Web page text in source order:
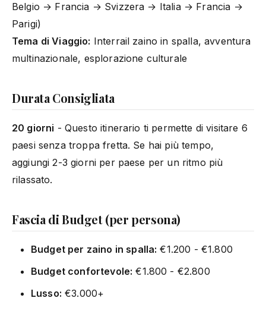
Belgio → Francia → Svizzera → Italia → Francia →
Parigi)
Tema di Viaggio: Interrail zaino in spalla, avventura
multinazionale, esplorazione culturale
Durata Consigliata
20 giorni - Questo itinerario ti permette di visitare 6
paesi senza troppa fretta. Se hai più tempo,
aggiungi 2-3 giorni per paese per un ritmo più
rilassato.
Fascia di Budget (per persona)
Budget per zaino in spalla: €1.200 - €1.800
Budget confortevole: €1.800 - €2.800
Lusso: €3.000+